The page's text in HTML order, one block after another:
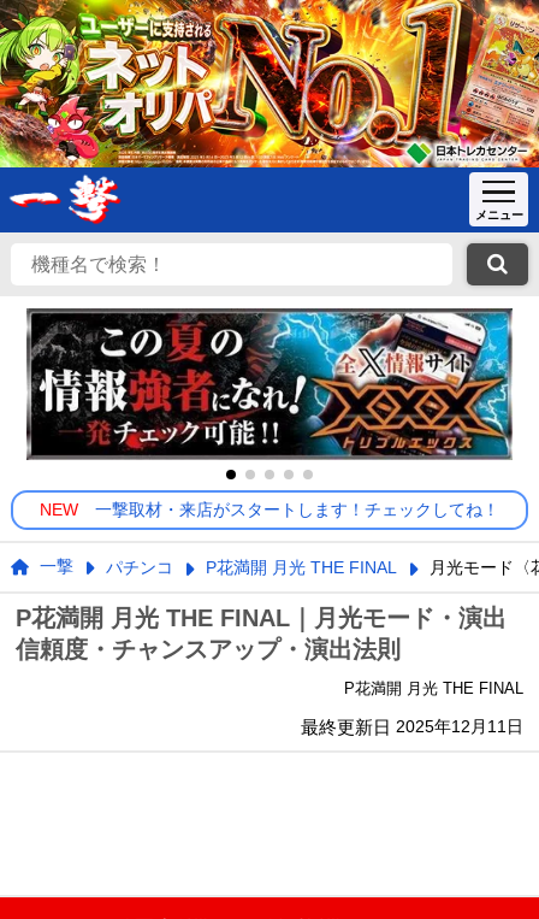
NEW 一撃取材・来店がスタートします！チェックしてね！
一撃 パチンコ P花満開 月光 THE FINAL 月光モード〈
P花満開 月光 THE FINAL｜月光モード・演出
信頼度・チャンスアップ・演出法則
P花満開 月光 THE FINAL
最終更新日 2025年12月11日